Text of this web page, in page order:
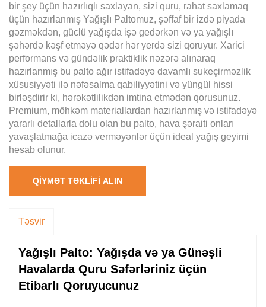
bir şey üçün hazırlıqlı saxlayan, sizi quru, rahat saxlamaq
üçün hazırlanmış Yağışlı Paltomuz, şəffaf bir izdə piyada
gəzməkdən, güclü yağışda işə gedərkən və ya yağışlı
şəhərdə kəşf etməyə qədər hər yerdə sizi qoruyur. Xarici
performans və gündəlik praktiklik nəzərə alınaraq
hazırlanmış bu palto ağır istifadəyə davamlı sukeçirməzlik
xüsusiyyəti ilə nəfəsalma qabiliyyətini və yüngül hissi
birləşdirir ki, hərəkətlilikdən imtina etmədən qorusunuz.
Premium, möhkəm materiallardan hazırlanmış və istifadəyə
yararlı detallarla dolu olan bu palto, hava şəraiti onları
yavaşlatmağa icazə verməyənlər üçün ideal yağış geyimi
hesab olunur.
QIYMƏT TƏKLIFI ALIN
Təsvir
Yağışlı Palto: Yağışda və ya Günəşli
Havalarda Quru Səfərləriniz üçün
Etibarlı Qoruyucunuz